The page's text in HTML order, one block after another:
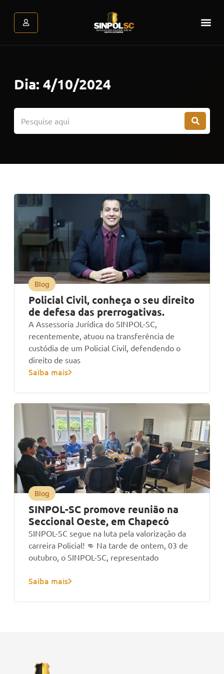
Dia: 4/10/2024
Blog
Policial Civil, conheça o seu direito
de defesa das prerrogativas.
A Assessoria Jurídica do SINPOL-SC,
recentemente, atuou na transferência de
custódia de um Policial Civil, defendendo o
direito de suas
Saiba mais
Blog
SINPOL-SC promove reunião na
Seccional Oeste, em Chapecó
SINPOL-SC segue na luta pela valorização da
carreira Policial! 👊 Na tarde de ontem, 03 de
outubro, o SINPOL-SC, representado
Saiba mais